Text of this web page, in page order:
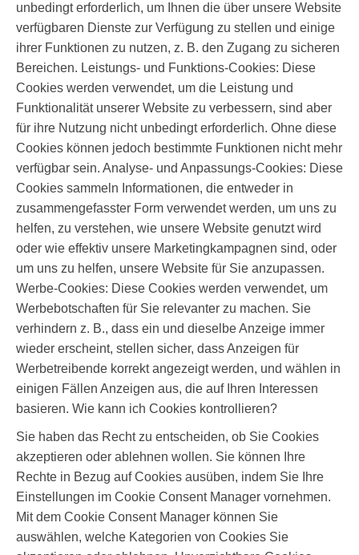
unbedingt erforderlich, um Ihnen die über unsere Website
verfügbaren Dienste zur Verfügung zu stellen und einige
ihrer Funktionen zu nutzen, z. B. den Zugang zu sicheren
Bereichen. Leistungs- und Funktions-Cookies: Diese
Cookies werden verwendet, um die Leistung und
Funktionalität unserer Website zu verbessern, sind aber
für ihre Nutzung nicht unbedingt erforderlich. Ohne diese
Cookies können jedoch bestimmte Funktionen nicht mehr
verfügbar sein. Analyse- und Anpassungs-Cookies: Diese
Cookies sammeln Informationen, die entweder in
zusammengefasster Form verwendet werden, um uns zu
helfen, zu verstehen, wie unsere Website genutzt wird
oder wie effektiv unsere Marketingkampagnen sind, oder
um uns zu helfen, unsere Website für Sie anzupassen.
Werbe-Cookies: Diese Cookies werden verwendet, um
Werbebotschaften für Sie relevanter zu machen. Sie
verhindern z. B., dass ein und dieselbe Anzeige immer
wieder erscheint, stellen sicher, dass Anzeigen für
Werbetreibende korrekt angezeigt werden, und wählen in
einigen Fällen Anzeigen aus, die auf Ihren Interessen
basieren. Wie kann ich Cookies kontrollieren?
Sie haben das Recht zu entscheiden, ob Sie Cookies
akzeptieren oder ablehnen wollen. Sie können Ihre
Rechte in Bezug auf Cookies ausüben, indem Sie Ihre
Einstellungen im Cookie Consent Manager vornehmen.
Mit dem Cookie Consent Manager können Sie
auswählen, welche Kategorien von Cookies Sie